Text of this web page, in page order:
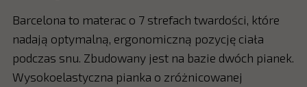
Barcelona to materac o 7 strefach twardości, które
nadają optymalną, ergonomiczną pozycję ciała
podczas snu. Zbudowany jest na bazie dwóch pianek.
Wysokoelastyczna pianka o zróżnicowanej